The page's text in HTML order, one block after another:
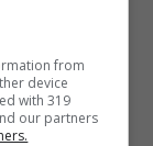
e si
supercar
muove
from
device
with 319
our partners